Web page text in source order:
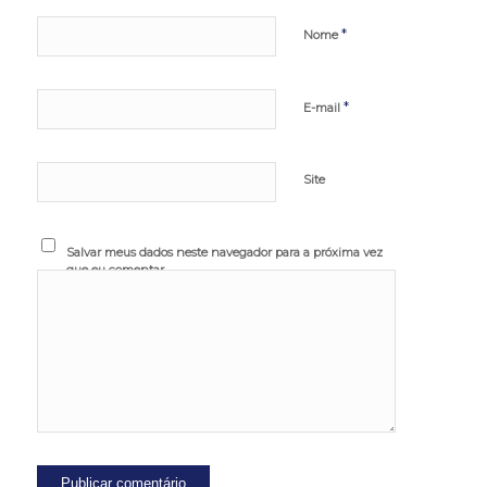
Nome*
E-mail *
Site
Salvar meus dados neste navegador para a próxima vez
que eu comentar.